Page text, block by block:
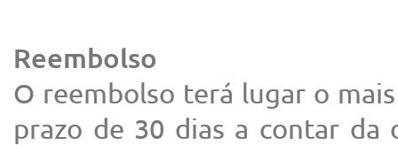
Reembolso
O reembolso terá lugar o
prazo de 30 dias a contar da